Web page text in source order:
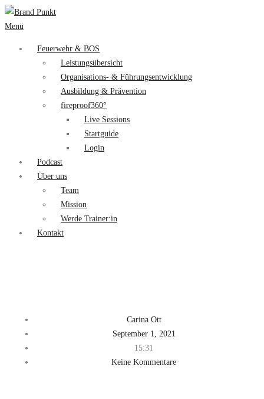
Menü
Feuerwehr & BOS
Leistungsübersicht
Organisations- & Führungsentwicklung
Ausbildung & Prävention
fireproof360°
Live Sessions
Startguide
Login
Podcast
Über uns
Team
Mission
Werde Trainer:in
Kontakt
Carina Ott
September 1, 2021
15:31
Keine Kommentare